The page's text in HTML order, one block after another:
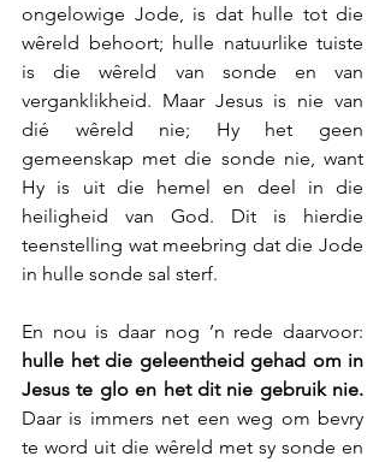
ongelowige Jode, is dat hulle tot die
wêreld behoort; hulle natuurlike tuiste
is die wêreld van sonde en van
verganklikheid. Maar Jesus is nie van
dié wêreld nie; Hy het geen
gemeenskap met die sonde nie, want
Hy is uit die hemel en deel in die
heiligheid van God. Dit is hierdie
teenstelling wat meebring dat die Jode
in hulle sonde sal sterf.
hulle het die geleentheid gehad om in
Jesus te glo en het dit nie gebruik nie.
Daar is immers net een weg om bevry
te word uit die wêreld met sy sonde en